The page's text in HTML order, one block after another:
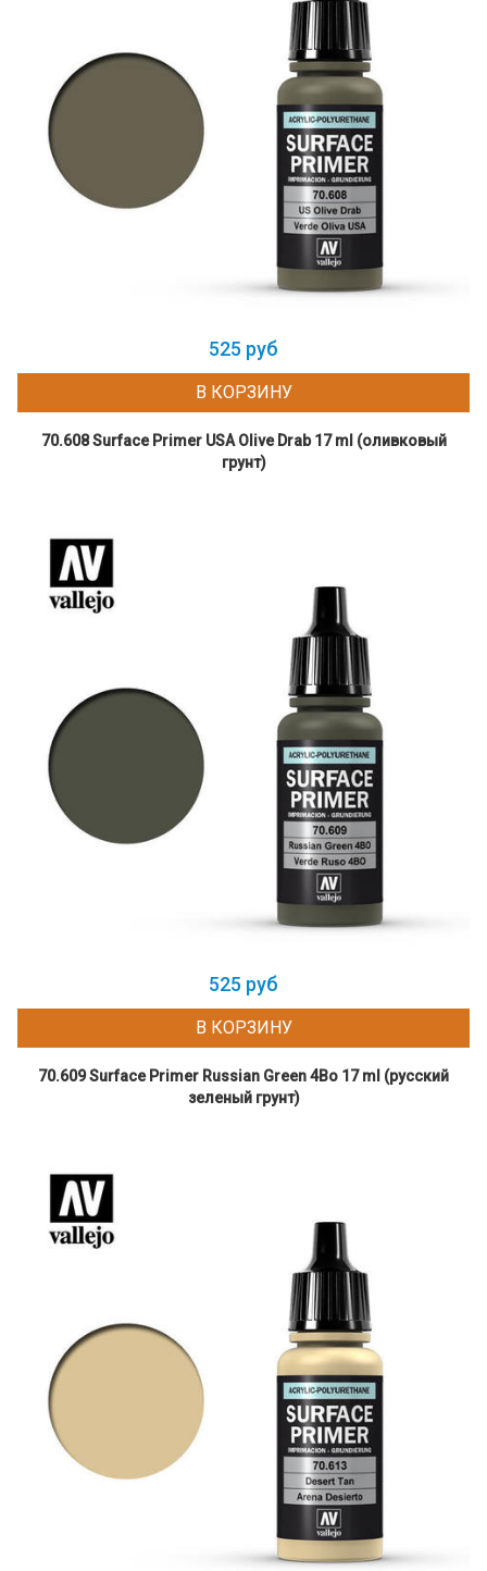
525 руб
В КОРЗИНУ
70.608 Surface Primer USA Olive Drab 17 ml (оливковый
грунт)
525 руб
В КОРЗИНУ
70.609 Surface Primer Russian Green 4Bo 17 ml (русский
зеленый грунт)